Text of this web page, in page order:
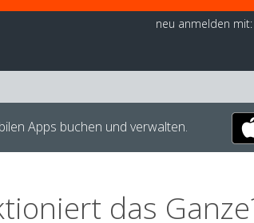
neu anmelden mit:
Apps buchen und verwalten.
das